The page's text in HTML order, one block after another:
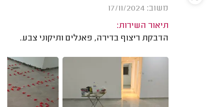
משוב: 17/11/2024
תיאור השירות:
הדבקת ריצוף בדירה, פאנלים ותיקוני צבע.